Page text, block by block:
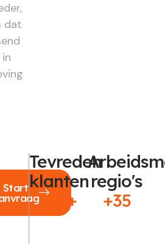
dat
Start
Tevreden
klanten
250+
regio's
+35